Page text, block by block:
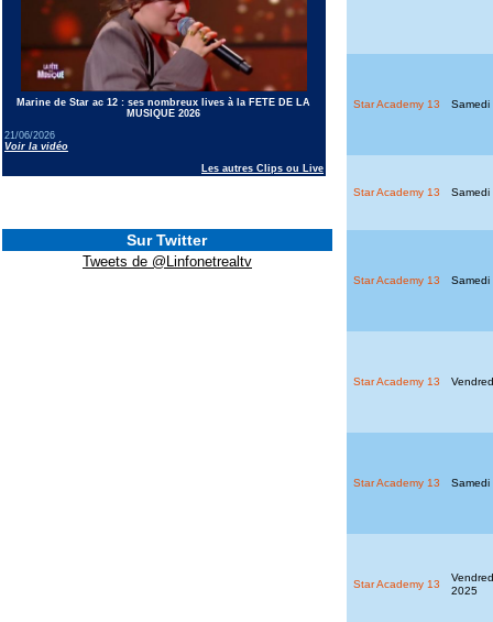
Marine de Star ac 12 : ses nombreux lives à la FETE DE LA
MUSIQUE 2026
21/06/2026
Voir la vidéo
Les autres Clips ou Live
Sur Twitter
Tweets de @Linfonetrealtv
Star Academy 13 Samedi
Star Academy 13 Samedi
Star Academy 13 Samedi
Star Academy 13
Star Academy 13 Samedi
Star Academy 13
2025